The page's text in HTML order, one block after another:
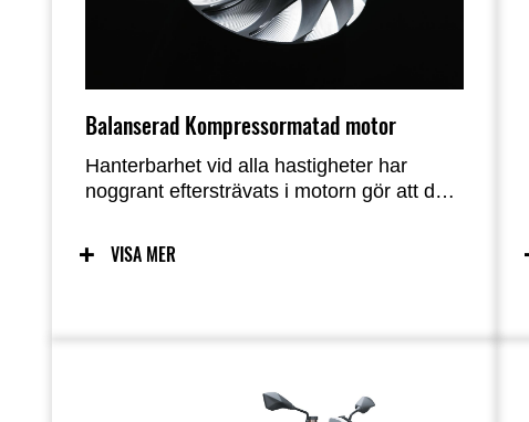
Balanserad Kompressormatad motor
Hanterbarhet vid alla hastigheter har
noggrant eftersträvats i motorn gör att du
Traditionellt för att få mer kraft är en
ökning av större motor det första steget,
DOHC 4-ventils parallella 4-cylindriga 998
VISA MER